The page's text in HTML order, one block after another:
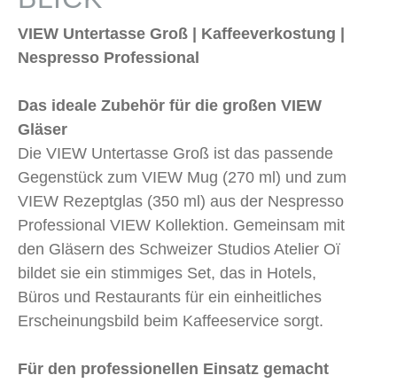
VIEW Untertasse Groß | Kaffeeverkostung |
Nespresso Professional
Das ideale Zubehör für die großen VIEW
Gläser
Die VIEW Untertasse Groß ist das passende
Gegenstück zum VIEW Mug (270 ml) und zum
VIEW Rezeptglas (350 ml) aus der Nespresso
Professional VIEW Kollektion. Gemeinsam mit
den Gläsern des Schweizer Studios Atelier Oï
bildet sie ein stimmiges Set, das in Hotels,
Büros und Restaurants für ein einheitliches
Erscheinungsbild beim Kaffeeservice sorgt.
Für den professionellen Einsatz gemacht